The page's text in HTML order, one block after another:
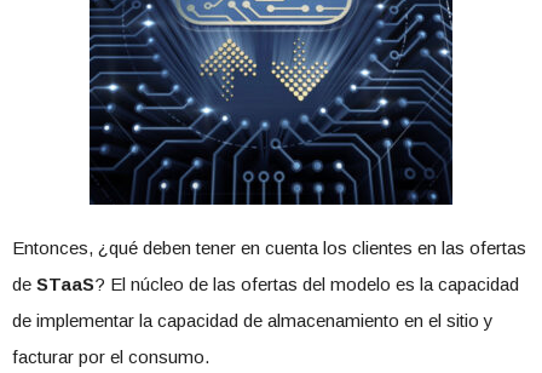
Entonces, ¿qué deben tener en cuenta los clientes en las ofertas
de STaaS? El núcleo de las ofertas del modelo es la capacidad
de implementar la capacidad de almacenamiento en el sitio y
facturar por el consumo.